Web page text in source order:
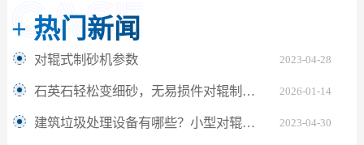
+ 热门新闻
2023-04-28
对辊式制砂机参数
2026-01-14
石英石轻松变细砂，无易损件对辊制砂机成品均匀 品质保障
2023-04-30
建筑垃圾处理设备有哪些？小型对辊制砂机价格多少？